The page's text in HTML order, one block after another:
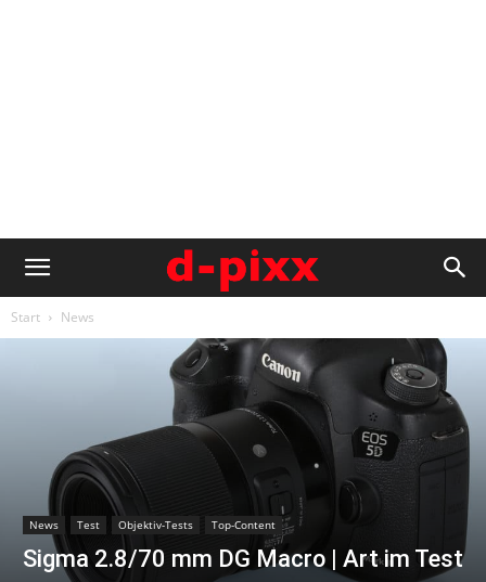
Start News
News Test Objektiv-Tests Top-Content
Sigma 2.8/70 mm DG Macro | Art im Test